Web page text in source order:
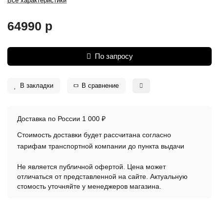
64990 р
По запросу
В закладки В сравнение
Доставка по России 1 000 ₽
Стоимость доставки будет рассчитана согласно
тарифам транспортной компании до пункта выдачи
Не является публичной офертой. Цена может
отличаться от представленной на сайте. Актуальную
стомость уточняйте у менеджеров магазина.